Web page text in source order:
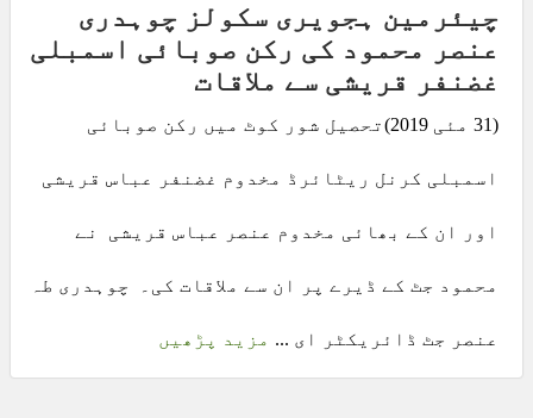
چیئرمین ہجویری سکولز چوہدری
عنصر محمود کی رکن صوبائی اسمبلی
غضنفر قریشی سے ملاقات
(31 مئی 2019)تحصیل شور کوٹ میں رکن صوبائی
اسمبلی کرنل ریٹائرڈ مخدوم غضنفر عباس قریشی
اور ان کے بھائی مخدوم عنصر عباس قریشی نے
محمود جٹ کے ڈیرے پر ان سے ملاقات کی۔ چوہدری طہ
عنصر جٹ ڈائریکٹر ای ... مزید پڑھیں